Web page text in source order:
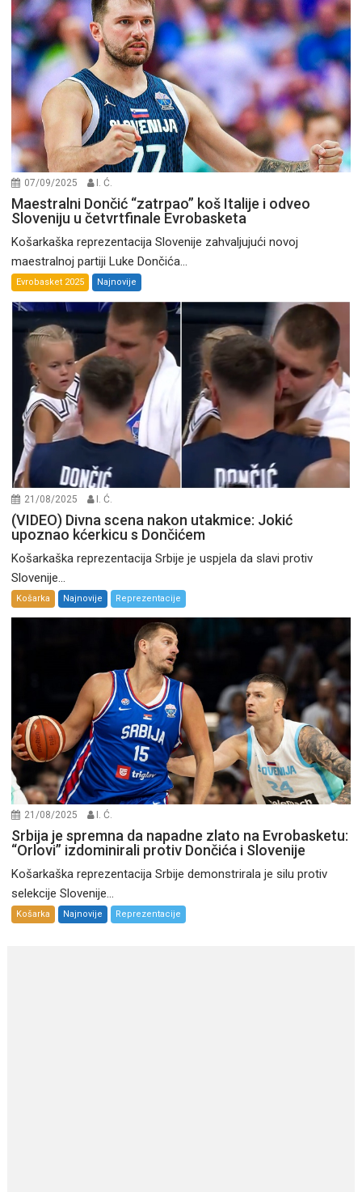
07/09/2025 I. Ć.
Maestralni Dončić “zatrpao” koš Italije i odveo
Sloveniju u četvrtfinale Evrobasketa
Košarkaška reprezentacija Slovenije zahvaljujući novoj
maestralnoj partiji Luke Dončića...
Evrobasket 2025 Najnovije
21/08/2025 I. Ć.
(VIDEO) Divna scena nakon utakmice: Jokić
upoznao kćerkicu s Dončićem
Košarkaška reprezentacija Srbije je uspjela da slavi protiv
Slovenije...
Košarka Najnovije Reprezentacije
21/08/2025 I. Ć.
Srbija je spremna da napadne zlato na Evrobasketu:
“Orlovi” izdominirali protiv Dončića i Slovenije
Košarkaška reprezentacija Srbije demonstrirala je silu protiv
selekcije Slovenije...
Košarka Najnovije Reprezentacije